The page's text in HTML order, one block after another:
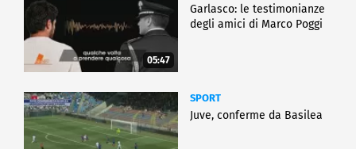
05:47
Garlasco: le testimonianze
degli amici di Marco Poggi
SPORT
Juve, conferme da Basilea